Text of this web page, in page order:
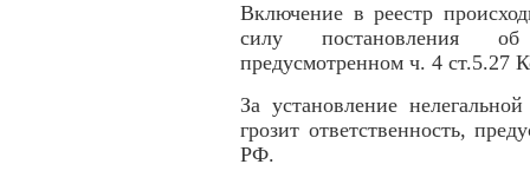
Включение в реестр
силу постановления об
предусмотренном ч. 4
За установление
грозит ответственность,
РФ.